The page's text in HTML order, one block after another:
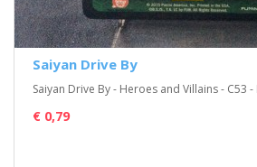
Saiyan Drive By
Saiyan Drive By - Heroes and Villains - C53 -
€ 0,79